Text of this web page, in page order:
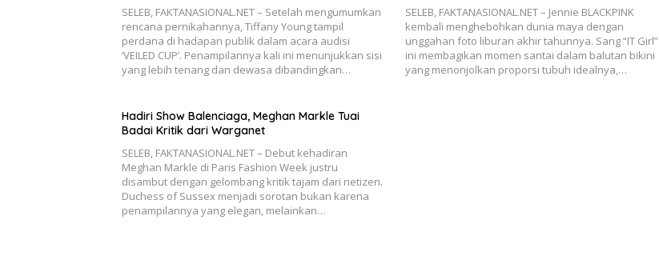
SELEB, FAKTANASIONAL.NET – Setelah mengumumkan
rencana pernikahannya, Tiffany Young tampil
perdana di hadapan publik dalam acara audisi
‘VEILED CUP’. Penampilannya kali ini menunjukkan sisi
yang lebih tenang dan dewasa dibandingkan…
SELEB, FAKTANASIONAL.NET – Jennie BLACKPINK
kembali menghebohkan dunia maya dengan
unggahan foto liburan akhir tahunnya. Sang “IT Girl”
ini membagikan momen santai dalam balutan bikini
yang menonjolkan proporsi tubuh idealnya,…
Hadiri Show Balenciaga, Meghan Markle Tuai
Badai Kritik dari Warganet
SELEB, FAKTANASIONAL.NET – Debut kehadiran
Meghan Markle di Paris Fashion Week justru
disambut dengan gelombang kritik tajam dari netizen.
Duchess of Sussex menjadi sorotan bukan karena
penampilannya yang elegan, melainkan…